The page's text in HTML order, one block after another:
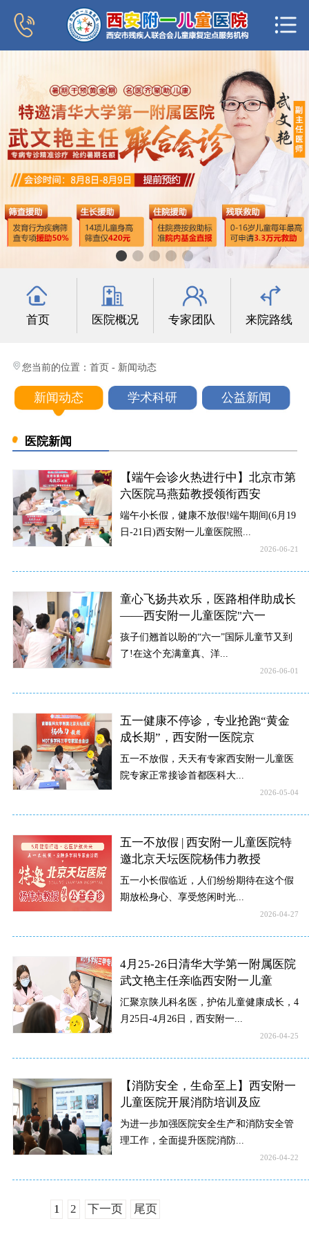
新闻中心
专家团队
科室导航
行为发育科
小儿内分泌科
光影纪实
健康科普
联系我们
首页 医院概况 专家团队 来院路线
您当前的位置： 首页 - 新闻动态
新闻动态 学术科研 公益新闻
医院新闻
【端午会诊火热进行中】北京市第
六医院马燕茹教授领衔西安
端午小长假，健康不放假!端午期间(6月19
日-21日)西安附一儿童医院照...
2026-06-21
童心飞扬共欢乐，医路相伴助成长
——西安附一儿童医院"六一
孩子们翘首以盼的“六一”国际儿童节又到
了!在这个充满童真、洋...
2026-06-01
五一健康不停诊，专业抢跑“黄金
成长期”，西安附一医院京
五一不放假，天天有专家西安附一儿童医
院专家正常接诊首都医科大...
2026-05-04
五一不放假 | 西安附一儿童医院特
邀北京天坛医院杨伟力教授
五一小长假临近，人们纷纷期待在这个假
期放松身心、享受悠闲时光...
2026-04-27
4月25-26日清华大学第一附属医院
武文艳主任亲临西安附一儿童
汇聚京陕儿科名医，护佑儿童健康成长，4
月25日-4月26日，西安附一...
2026-04-25
【消防安全，生命至上】西安附一
儿童医院开展消防培训及应
为进一步加强医院安全生产和消防安全管
理工作，全面提升医院消防...
2026-04-22
1 2 下一页 尾页